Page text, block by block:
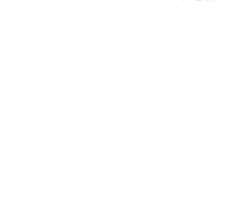
רייטינג